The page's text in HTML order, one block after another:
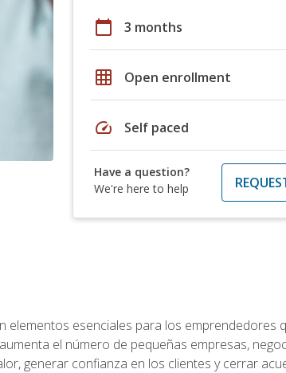
calendar_today 3 months
grid_on Open enrollment
speed Self paced
Have a question?
We're here to help
elementos esenciales para los emprendedores
el número de pequeñas empresas,
generar confianza en los clientes y cerrar